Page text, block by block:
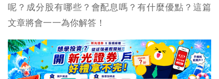
VOO 優缺點
呢？成分股有哪些？會配息嗎？有什麼優點？這篇
文章將會一一為你解答！